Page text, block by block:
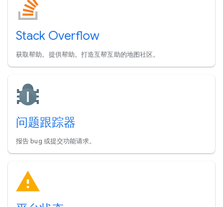
Stack Overflow
获取帮助。提供帮助。打造互帮互助的地图社区。
问题跟踪器
报告 bug 或提交功能请求。